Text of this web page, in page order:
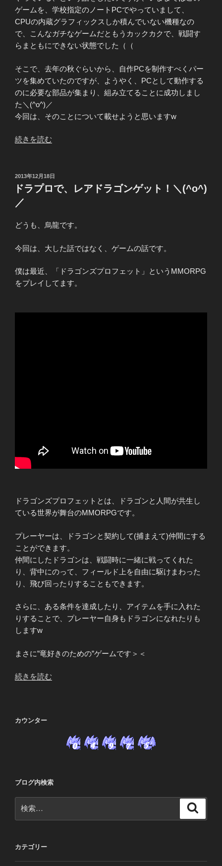
ス
キ
ル
が
ワ
ー
ア
ッ
プ！”
ゲームを、学校指定のノートPCでやっていまして、
CPUの内蔵グラフィックスしか積んでいない機種なの
で、こんなガチなゲームだともうカックカクで、戦闘す
らまともにできない状態でした（（
そこで、去年の秋ぐらいから、自作PCを制作すべくパー
ツを集めていたのですが、ようやく、PCとして動作する
のに必要な部品が集まり、組み立てることに成功しまし
た＼(^o^)／
今回は、そのことについて載せようと思いますw
“自
完
成！”
の
続きを読む
投
稿
日:
2013年12月18日
ドラプロで、レアドラゴンゲット！＼(^o^)
／
どうも、烏龍です。
今回は、大した話ではなく、ゲームの話です。
僕は最近、「ドラゴンズプロフェット」というMMORPG
をプレイしてます。
ドラゴンズプロフェットとは、ドラゴンと人間が共生し
ている世界が舞台のMMORPGです。
プレーヤーは、ドラゴンと契約して(捕まえて)仲間にする
ことができます。
仲間にしたドラゴンは、戦闘時に一緒に戦ってくれた
り、背中にのって、フィールド上を自由に駆けまわった
り、飛び回ったりすることもできます。
さらに、ある条件を達成したり、アイテムを手に入れた
りすることで、プレーヤー自身もドラゴンになれたりも
しますw
まさに”竜好きのための”ゲームです＞＜
“ド
で、
ゴ
ゲ
ッ
＼
続きを読む
カウンター
ブログ内検索
索:
カテゴリー